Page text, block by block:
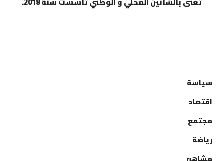
سياسة
اقتصاد
مجتمع
رياضة